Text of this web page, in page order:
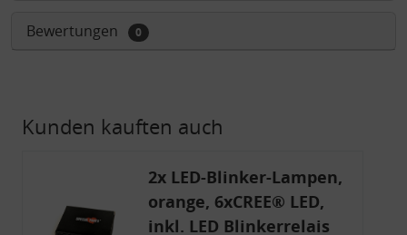
Bewertungen 0
Kunden kauften auch
2x LED-Blinker-Lampen,
orange, 6xCREE® LED,
inkl. LED Blinkerrelais